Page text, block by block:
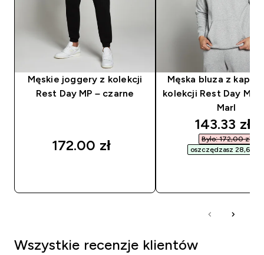
Męskie joggery z kolekcji
Rest Day MP – czarne
172.00 zł‎
Męska bluza z
kolekcji Rest Day MP
Marl
143.33 zł‎
Było: 172,00 zł‎
oszczędzasz 28,67 zł‎
Wszystkie recenzje klientów